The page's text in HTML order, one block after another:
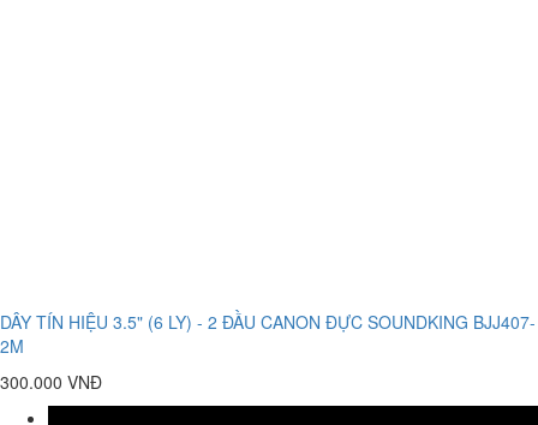
DÂY TÍN HIỆU 3.5" (6 LY) - 2 ĐẦU CANON ĐỰC SOUNDKING BJJ407-
2M
300.000 VNĐ